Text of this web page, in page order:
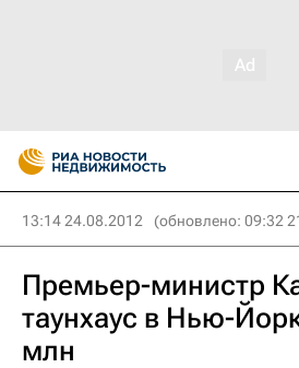
13:14 24.08.2012 (обновлено: 09:32
Премьер-министр
таунхаус в Нью-
млн